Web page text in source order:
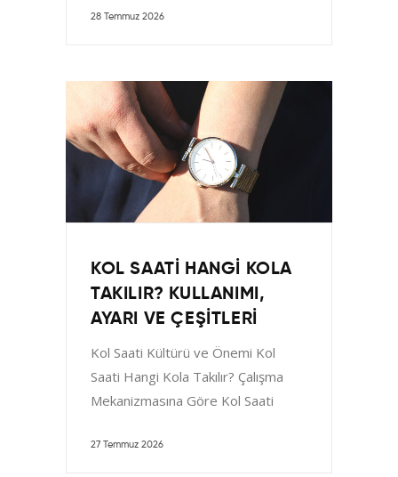
28 Temmuz 2026
KOL SAATI HANGI KOLA
TAKILIR? KULLANIMI,
AYARI VE ÇEŞITLERI
Kol Saati Kültürü ve Önemi Kol
Saati Hangi Kola Takılır? Çalışma
Mekanizmasına Göre Kol Saati
27 Temmuz 2026